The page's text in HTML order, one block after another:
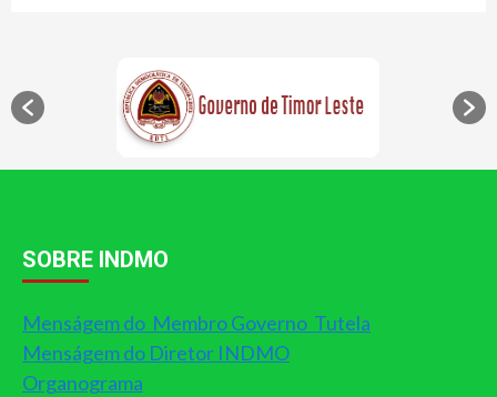
SOBRE INDMO
Menságem do Membro Governo Tutela
Menságem do Diretor INDMO
Organograma